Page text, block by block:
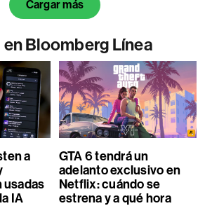
Cargar más
Bloomberg Línea
a
usadas
IA
GTA 6 tendrá un
adelanto exclusivo en
Netflix: cuándo se
estrena y a qué hora